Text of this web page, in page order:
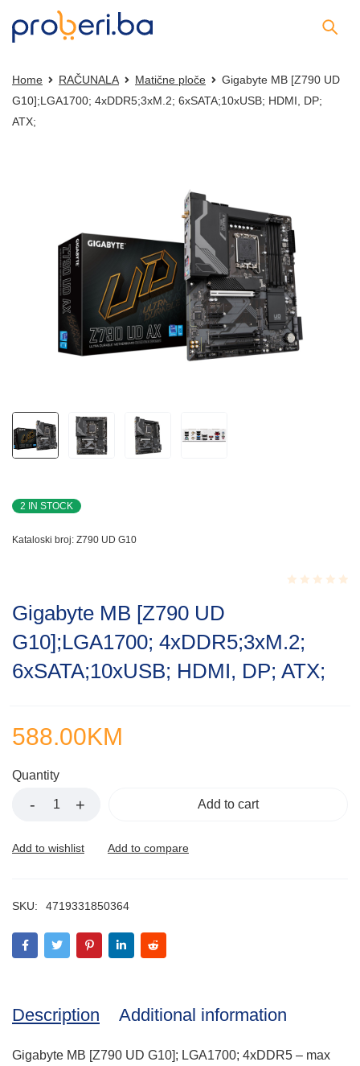
Home RAČUNALA Matične ploče
Gigabyte MB [Z790 UD
G10];LGA1700; 4xDDR5;3xM.2; 6xSATA;10xUSB; HDMI, DP;
ATX;
2 IN STOCK
Kataloski broj: Z790 UD G10
of
5
Gigabyte MB [Z790 UD
G10];LGA1700; 4xDDR5;3xM.2;
6xSATA;10xUSB; HDMI, DP; ATX;
588.00KM
Quantity
Add to cart
SKU: 4719331850364
Description Additional information
Gigabyte MB [Z790 UD G10]; LGA1700; 4xDDR5 – max